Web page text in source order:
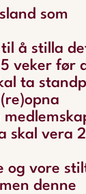
som
å stilla
veker før
ta
skal vera
og vore
denne